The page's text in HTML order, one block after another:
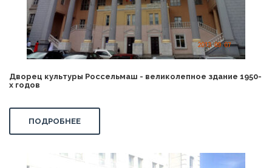
Дворец культуры Россельмаш - великолепное здание 1950-
х годов
ПОДРОБНЕЕ